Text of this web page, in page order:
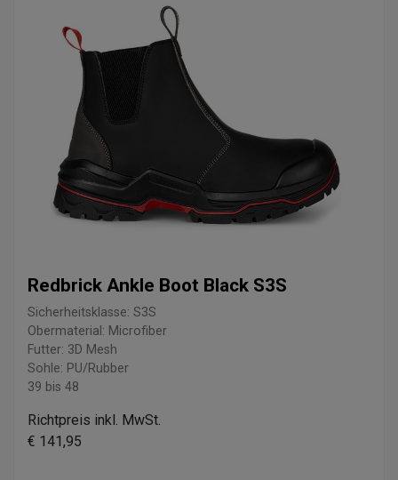
Redbrick Ankle Boot Black S3S
Sicherheitsklasse: S3S
Obermaterial: Microfiber
Futter: 3D Mesh
Sohle: PU/Rubber
39 bis 48
Richtpreis inkl. MwSt.
€ 141,95